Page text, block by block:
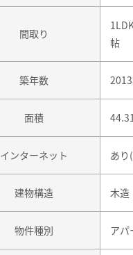
間取り
帖
築年数
面積
インターネット あ
建物構造 木造
物件種別 アパ